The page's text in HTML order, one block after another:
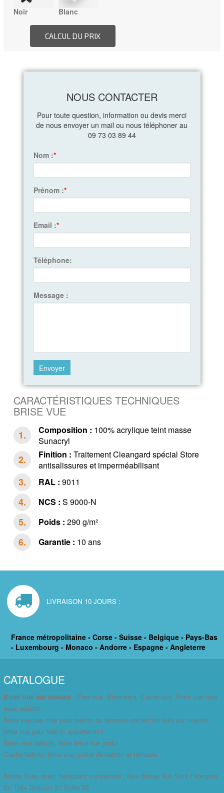
Noir Blanc
NOUS CONTACTER
Pour toute question, information ou devis merci
de nous envoyer un mail ou nous téléphoner au
09 73 03 89 44
Nom :*
Prénom :*
Email :*
Téléphone:
Message :
CARACTÉRISTIQUES TECHNIQUES
BRISE VUE
Composition : 100% acrylique teint masse
Sunacryl
Finition : Traitement Cleangard spécial Store
antisalissures et imperméabilisant
RAL : 9011
NCS : S 9000-N
Poids : 290 g/m²
Garantie : 10 ans
LIVRAISON 10 JOURS :
France métropolitaine - Corse - Suisse - Belgique - Pays-Bas
- Luxembourg - Monaco - Andorre - Espagne - Angleterre
CATALOGUE
Brise Vue sur mesure: Pare-vue, Brise-vent, Cache-vue, Brise vue toile
avec oeillets
Brise vue pas cher pour balcon ou terrasse confection toile sur mesure
brise vue pour balcon appartement
Brise vent balcon, Voile brise vue jardin
Cache-balcon, brise-vue, prélat de balcon et terrasse.
Brises Vues direct fabriquant sur-mesure : Nos Brises Vue Sont Fabriqués
En Toile Dickson Et Soltis 92